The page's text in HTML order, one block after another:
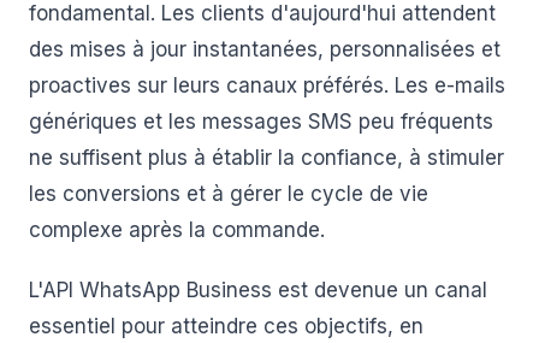
fondamental. Les clients d'aujourd'hui attendent
des mises à jour instantanées, personnalisées et
proactives sur leurs canaux préférés. Les e-mails
génériques et les messages SMS peu fréquents
ne suffisent plus à établir la confiance, à stimuler
les conversions et à gérer le cycle de vie
complexe après la commande.
L'API WhatsApp Business est devenue un canal
essentiel pour atteindre ces objectifs, en